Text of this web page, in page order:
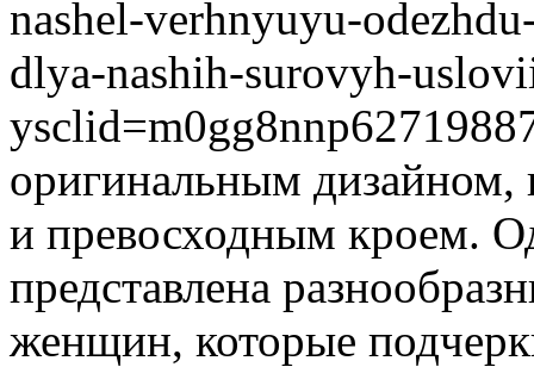
nashel-verhnyuyu-
dlya-nashih-surovyh-
оригинальным дизайном,
и превосходным кроем.
представлена
женщин, которые